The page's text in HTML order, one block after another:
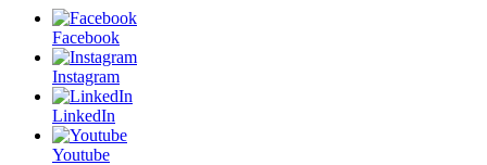
Facebook
Instagram
LinkedIn
Youtube